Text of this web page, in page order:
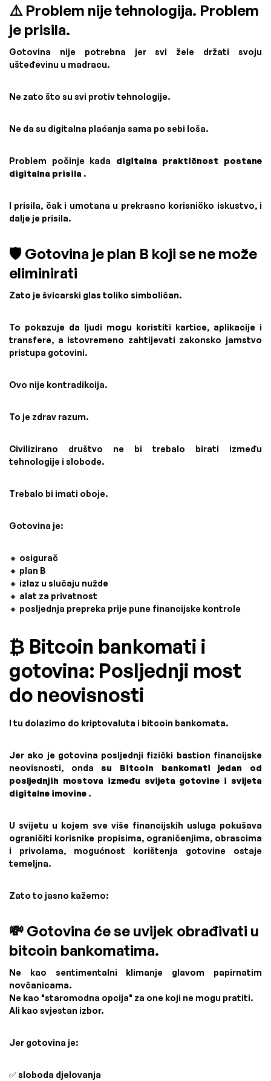
⚠️ Problem nije tehnologija. Problem
je prisila.
Gotovina nije potrebna jer svi žele držati svoju
ušteđevinu u madracu.
Ne zato što su svi protiv tehnologije.
Ne da su digitalna plaćanja sama po sebi loša.
Problem počinje kada digitalna praktičnost postane
digitalna prisila .
I prisila, čak i umotana u prekrasno korisničko iskustvo, i
dalje je prisila.
🛡️ Gotovina je plan B koji se ne može
eliminirati
Zato je švicarski glas toliko simboličan.
To pokazuje da ljudi mogu koristiti kartice, aplikacije i
transfere, a istovremeno zahtijevati zakonsko jamstvo
pristupa gotovini.
Ovo nije kontradikcija.
To je zdrav razum.
Civilizirano društvo ne bi trebalo birati između
tehnologije i slobode.
Trebalo bi imati oboje.
Gotovina je:
🔸 osigurač
🔸 plan B
🔸 izlaz u slučaju nužde
🔸 alat za privatnost
🔸 posljednja prepreka prije pune financijske kontrole
₿ Bitcoin bankomati i
gotovina: Posljednji most
do neovisnosti
I tu dolazimo do kriptovaluta i bitcoin bankomata.
Jer ako je gotovina posljednji fizički bastion financijske
neovisnosti, ondasu Bitcoin bankomati jedan od
posljednjih mostova između svijeta gotovine i svijeta
digitalne imovine .
U svijetu u kojem sve više financijskih usluga pokušava
ograničiti korisnike propisima, ograničenjima, obrascima
i privolama, mogućnost korištenja gotovine ostaje
temeljna.
Zato to jasno kažemo:
💸 Gotovina će se uvijek obrađivati ​​u
bitcoin bankomatima.
Ne kao sentimentalni klimanje glavom papirnatim
novčanicama.
Ne kao "staromodna opcija" za one koji ne mogu pratiti.
Ali kao svjestan izbor.
Jer gotovina je:
✅ sloboda djelovanja